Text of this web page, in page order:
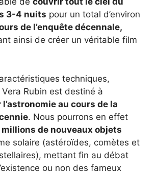
3-4 nuits pour un total d’environ
de l’enquête décennale,
ainsi de créer un véritable film
techniques,
Vera Rubin est destiné à
au cours de la
. Nous pourrons en effet
millions de nouveaux objets
solaire (astéroïdes, comètes et
mettant fin au débat
ou non des fameux